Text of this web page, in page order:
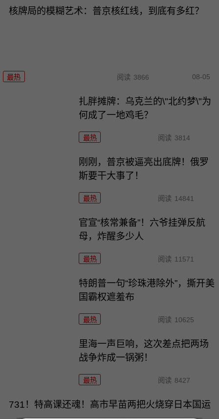
核牌局的模糊艺术：普京核红线，到底有多红？
最热 阅读 3866 08-05
扎胖摊牌：乌克兰的\"北约梦\"为
何成了一地鸡毛？
最热 阅读 3814
刚刚，普京被逼亮出底牌！俄罗
斯要干大事了！
最热 阅读 14841
官宣“核常兼备”！六爷挂弹反航
母，炸醒多少人
最热 阅读 11571
特朗普一句“珍珠港除外”，撕开美
国霸权遮羞布
最热 阅读 10625
里海一声巨响，这次差点把两场
战争炸成一锅粥！
最热 阅读 8427
731！特高课还魂！高市早苗两把火烧穿日本国运